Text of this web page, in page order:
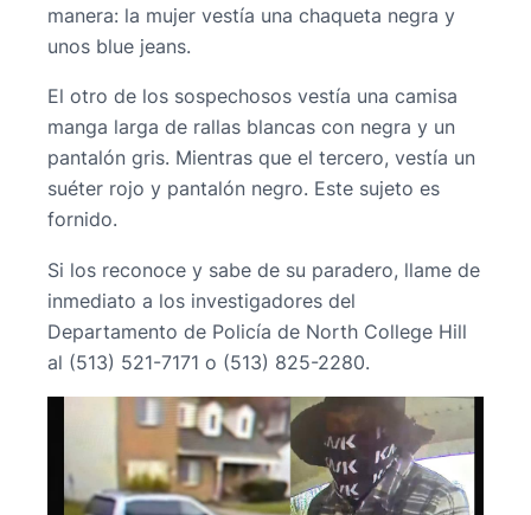
manera: la mujer vestía una chaqueta negra y
unos blue jeans.
El otro de los sospechosos vestía una camisa
manga larga de rallas blancas con negra y un
pantalón gris. Mientras que el tercero, vestía un
suéter rojo y pantalón negro. Este sujeto es
fornido.
Si los reconoce y sabe de su paradero, llame de
inmediato a los investigadores del
Departamento de Policía de North College Hill
al (513) 521-7171 o (513) 825-2280.